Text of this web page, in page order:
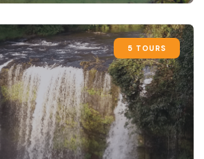
5 TOURS